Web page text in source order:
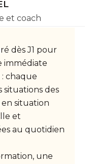
et coach
dès J1 pour
immédiate
: chaque
situations des
situation
et
au quotidien
une